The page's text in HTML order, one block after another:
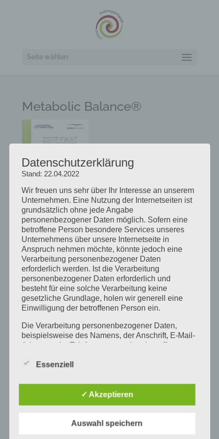
Seite wählen
Metabolic Balance®
Seit Anfang 2021 biete ich meine
Ernährungsberatung für alle Interessierten auch „at
home“ an. Der große Vorteil liegt darin, dass lange
Anfahrtswege wegfallen, dass meine einzelnen
Kursmodule angesehen werden können, wann
immer dies gewünscht ist, so oft man dies möchte
Datenschutzerklärung
Stand: 22.04.2022
Wir freuen uns sehr über Ihr Interesse an unserem
Unternehmen. Eine Nutzung der Internetseiten ist
grundsätzlich ohne jede Angabe
personenbezogener Daten möglich. Sofern eine
betroffene Person besondere Services unseres
Unternehmens über unsere Internetseite in
Anspruch nehmen möchte, könnte jedoch eine
Verarbeitung personenbezogener Daten
erforderlich werden. Ist die Verarbeitung
personenbezogener Daten erforderlich und
besteht für eine solche Verarbeitung keine
gesetzliche Grundlage, holen wir generell eine
Einwilligung der betroffenen Person ein.
Die Verarbeitung personenbezogener Daten,
beispielsweise des Namens, der Anschrift, E-Mail-
Adresse oder Telefonnummer einer betroffenen
Datenschutz-Grundverordnung und in
landesspezifischen Datenschutzbestimmungen.
Mittels dieser Datenschutzerklärung möchte unser
Unternehmen die Öffentlichkeit über Art, Umfang
verarbeiteten personenbezogenen Daten
Essenziell
✓ Akzeptieren
Auswahl speichern